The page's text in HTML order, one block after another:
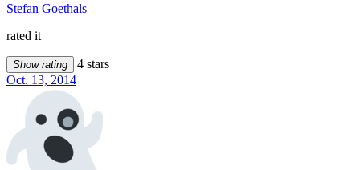
Stefan Goethals
rated it
Show rating
4 stars
Oct. 13, 2014